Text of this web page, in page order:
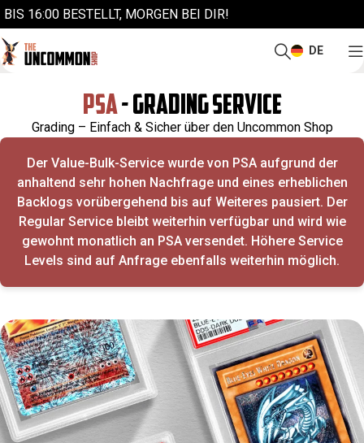
BIS 16:00 BESTELLT, MORGEN BEI DIR!
DE
PSA- GRADING SERVICE
Grading – Einfach & Sicher über den Uncommon Shop
Der Value-Bulk-Service wurde von PSA aufgrund der
anhaltend sehr hohen Nachfrage und eines erheblichen
Backlogs vorübergehend bis auf Weiteres pausiert. Der
Regular Service bleibt weiterhin verfügbar und wird wie
gewohnt monatlich an PSA versendet. Höhere Service
Levels sind auf Anfrage ebenfalls weiterhin möglich.